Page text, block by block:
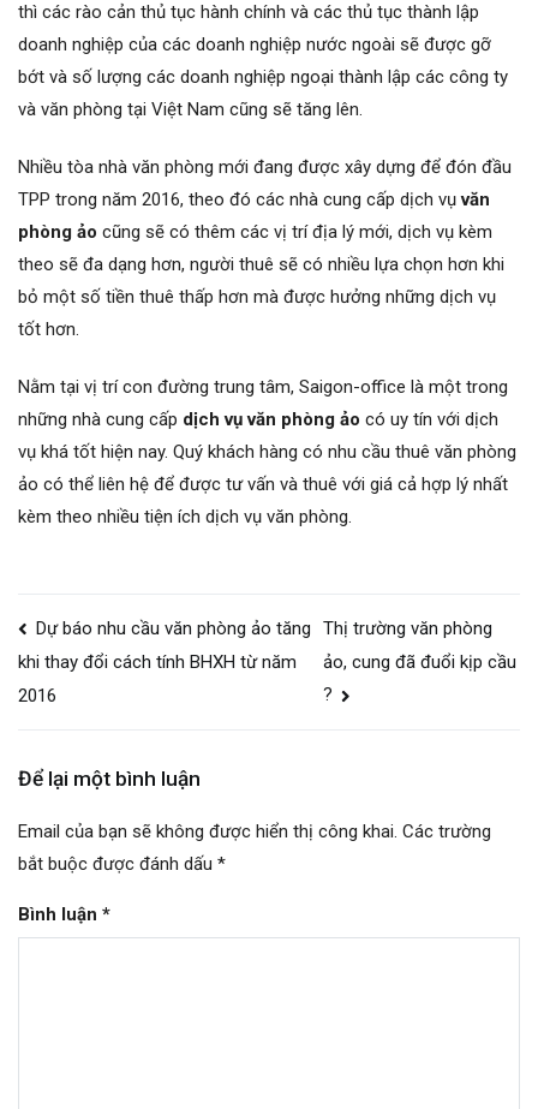
thì các rào cản thủ tục hành chính và các thủ tục thành lập
doanh nghiệp của các doanh nghiệp nước ngoài sẽ được gỡ
bớt và số lượng các doanh nghiệp ngoại thành lập các công ty
và văn phòng tại Việt Nam cũng sẽ tăng lên.
Nhiều tòa nhà văn phòng mới đang được xây dựng để đón đầu
TPP trong năm 2016, theo đó các nhà cung cấp dịch vụvăn
phòng ảo cũng sẽ có thêm các vị trí địa lý mới, dịch vụ kèm
theo sẽ đa dạng hơn, người thuê sẽ có nhiều lựa chọn hơn khi
bỏ một số tiền thuê thấp hơn mà được hưởng những dịch vụ
tốt hơn.
Nằm tại vị trí con đường trung tâm, Saigon-office là một trong
những nhà cung cấp dịch vụ văn phòng ảo có uy tín với dịch
vụ khá tốt hiện nay. Quý khách hàng có nhu cầu thuê văn phòng
ảo có thể liên hệ để được tư vấn và thuê với giá cả hợp lý nhất
kèm theo nhiều tiện ích dịch vụ văn phòng.
Điều
hướng
bài
Dự báo nhu cầu văn phòng ảo tăng
khi thay đổi cách tính BHXH từ năm
2016
Thị trường văn phòng
ảo, cung đã đuổi kịp cầu
?
Để lại một bình luận
Email của bạn sẽ không được hiển thị công khai. Các trường
bắt buộc được đánh dấu *
Bình luận *